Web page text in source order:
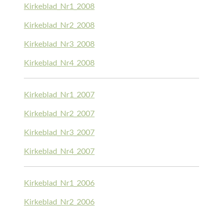
Kirkeblad_Nr1_2008
Kirkeblad_Nr2_2008
Kirkeblad_Nr3_2008
Kirkeblad_Nr4_2008
Kirkeblad_Nr1_2007
Kirkeblad_Nr2_2007
Kirkeblad_Nr3_2007
Kirkeblad_Nr4_2007
Kirkeblad_Nr1_2006
Kirkeblad_Nr2_2006